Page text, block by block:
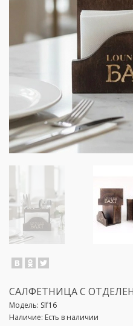
САЛФЕТНИЦА C
Модель: Slf16
Наличие: Есть в наличии